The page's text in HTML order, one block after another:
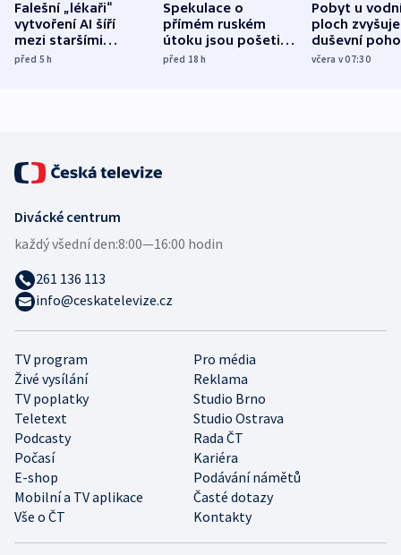
Falešní „lékaři“
vytvoření AI šíří
mezi staršími
Poláky nebezpečné
před 5h
Spekulace o
přímém ruském
útoku jsou pošetilé,
míní estonský
před 18h
Pobyt u
ploch zvyšuje
duševní
ukázala
včera v 07:30
TV program
Pro média
Živé vysílání
Reklama
TV poplatky
Studio Brno
Teletext
Studio Ostrava
Podcasty
Rada ČT
Počasí
Kariéra
E-shop
Podávání námětů
Mobilní a TV aplikace
Časté dotazy
Vše o ČT
Kontakty
Divácké centrum
každý všední den:8:00—16:00 hodin
261 136 113
info@ceskatelevize.cz